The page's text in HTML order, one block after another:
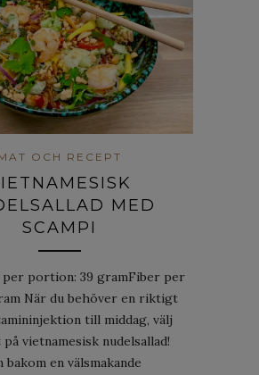
OCH RECEPT
MED
SCAMPI
portion: 39 gramFiber per
När du behöver en riktigt
till middag, välj
vietnamesisk nudelsallad!
en välsmakande